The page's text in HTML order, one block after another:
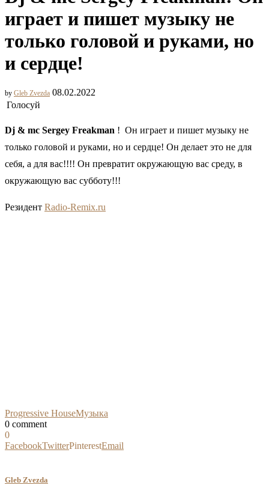
играет и пишет музыку не
только головой и руками, но
и сердце!
by Gleb Zvezda 08.02.2022
Голосуй
Dj & mc Sergey Freakman ! Он играет и пишет музыку не
только головой и руками, но и сердце! Он делает это не для
себя, а для вас!!!! Он превратит окружающую вас среду, в
окружающую вас субботу!!!
Резидент Radio-Remix.ru
Progressive HouseМузыка
0 comment
0
FacebookTwitterPinterestEmail
Gleb Zvezda